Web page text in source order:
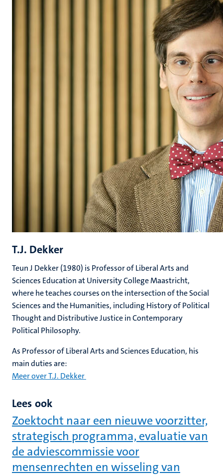
T.J. Dekker
Teun J Dekker (1980) is Professor of Liberal Arts and
Sciences Education at University College Maastricht,
where he teaches courses on the intersection of the Social
Sciences and the Humanities, including History of Political
Thought and Distributive Justice in Contemporary
Political Philosophy.
As Professor of Liberal Arts and Sciences Education, his
main duties are:
Meer over T.J. Dekker
Lees ook
Zoektocht naar een nieuwe voorzitter,
strategisch programma, evaluatie van
de adviescommissie voor
mensenrechten en wisseling van